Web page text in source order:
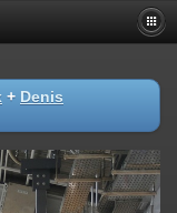
+ Denis